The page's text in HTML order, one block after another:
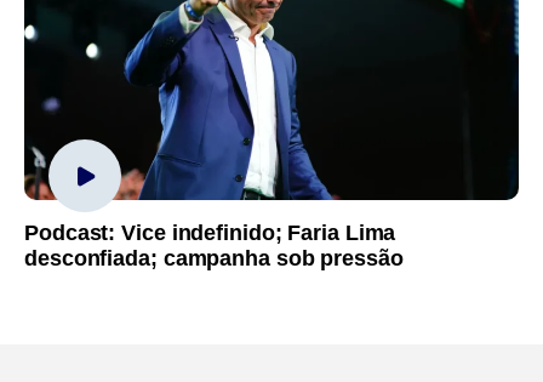
Podcast: Vice indefinido; Faria Lima
desconfiada; campanha sob pressão